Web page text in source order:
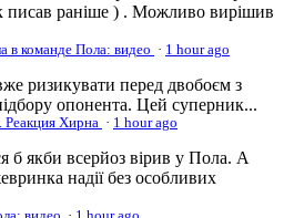
писав раніше ) . Можливо вирішив
в команде Пола: видео · 1 hour ago
ризикувати перед двобоєм з
опонента. Цей суперник...
Реакция Хирна · 1 hour ago
б якби всерйоз вірив у Пола. А
надії без особливих